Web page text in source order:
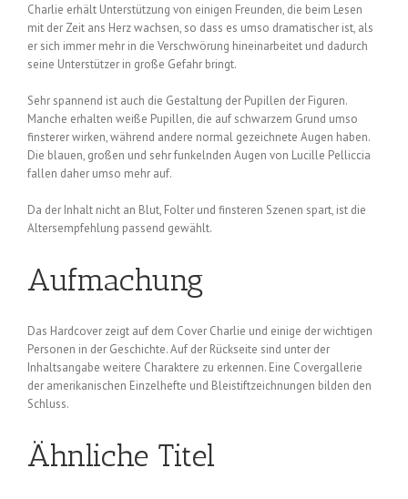
Charlie erhält Unterstützung von einigen Freunden, die beim Lesen
mit der Zeit ans Herz wachsen, so dass es umso dramatischer ist, als
er sich immer mehr in die Verschwörung hineinarbeitet und dadurch
seine Unterstützer in große Gefahr bringt.
Sehr spannend ist auch die Gestaltung der Pupillen der Figuren.
Manche erhalten weiße Pupillen, die auf schwarzem Grund umso
finsterer wirken, während andere normal gezeichnete Augen haben.
Die blauen, großen und sehr funkelnden Augen von Lucille Pelliccia
fallen daher umso mehr auf.
Da der Inhalt nicht an Blut, Folter und finsteren Szenen spart, ist die
Altersempfehlung passend gewählt.
Aufmachung
Das Hardcover zeigt auf dem Cover Charlie und einige der wichtigen
Personen in der Geschichte. Auf der Rückseite sind unter der
Inhaltsangabe weitere Charaktere zu erkennen. Eine Covergallerie
der amerikanischen Einzelhefte und Bleistiftzeichnungen bilden den
Schluss.
Ähnliche Titel